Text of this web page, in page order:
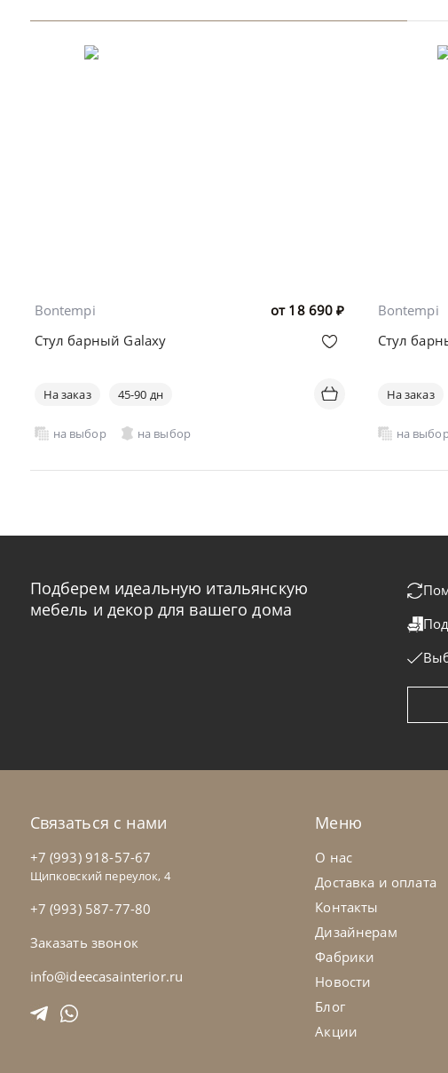
от 18 690 ₽
Bontempi
Стул барный Galaxy
На заказ 45-90 дн
на выбор на выбор
Bontempi
Стул
На заказ
на
Подберем идеальную итальянскую
мебель и декор для вашего дома
Связаться с нами
+7 (993) 918-57-67
Щипковский переулок, 4
+7 (993) 587-77-80
Заказать звонок
info@ideecasainterior.ru
Меню
О нас
Доставка и оплата
Контакты
Дизайнерам
Фабрики
Новости
Блог
Акции